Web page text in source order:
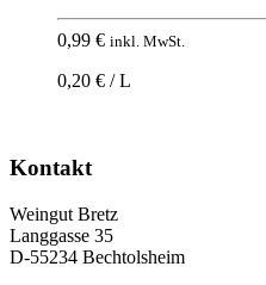
0,99 € inkl. MwSt.
0,20 € / L
Kontakt
Weingut Bretz
Langgasse 35
D-55234 Bechtolsheim